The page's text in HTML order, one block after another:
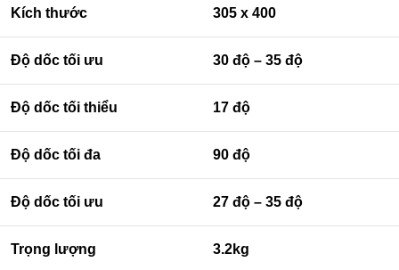
Kích thước 305 x 400
Độ dốc tối ưu 30 độ – 35 độ
Độ dốc tối thiểu 17 độ
Độ dốc tối đa 90 độ
Độ dốc tối ưu 27 độ – 35 độ
Trọng lượng 3.2kg